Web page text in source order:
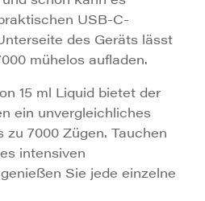
USB-C-
des Geräts lässt
mühelos aufladen.
15 ml Liquid bietet der
ein unvergleichliches
zu 7000 Zügen. Tauchen
intensiven
Sie jede einzelne